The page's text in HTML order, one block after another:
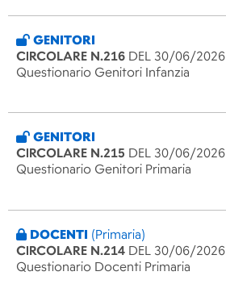
GENITORI
CIRCOLARE N.216 DEL 30/06/2026
Questionario Genitori Infanzia
GENITORI
CIRCOLARE N.215 DEL 30/06/2026
Questionario Genitori Primaria
DOCENTI (Primaria)
CIRCOLARE N.214 DEL 30/06/2026
Questionario Docenti Primaria